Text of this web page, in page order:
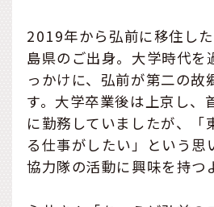
2019年から弘前に移住し
島県のご出身。大学時代を
っかけに、弘前が第二の故
す。大学卒業後は上京し、
に勤務していましたが、「
る仕事がしたい」という思
協力隊の活動に興味を持つ